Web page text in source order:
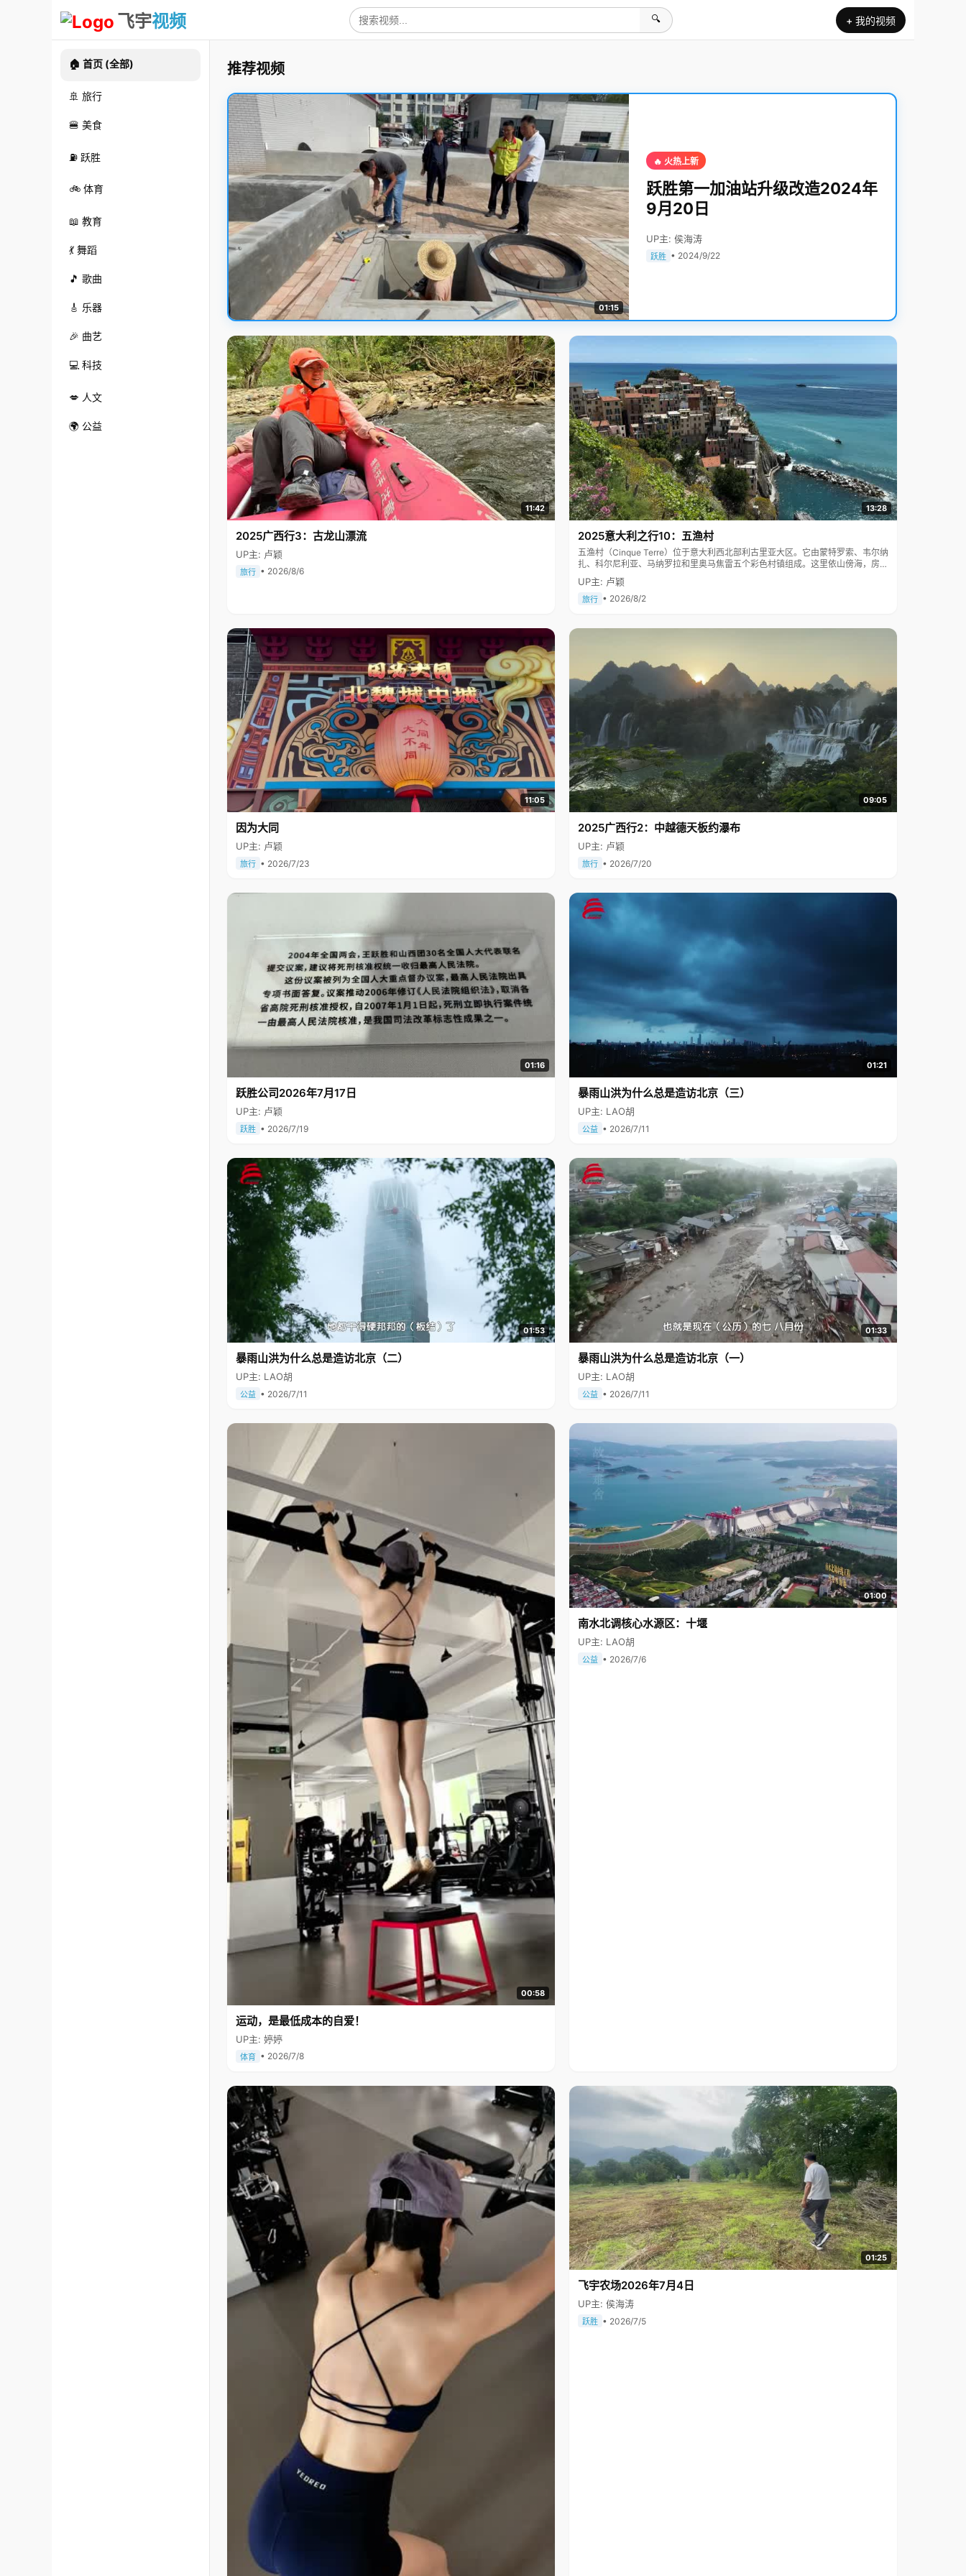
飞宇视频 🔍 + 我的视频
🏠 首页 (全部)
🚢 旅行
🍔 美食
⛽ 跃胜
🚲 体育
📖 教育
💃 舞蹈
🎵 歌曲
🎸 乐器
🎉 曲艺
💻 科技
💋 人文
🌍 公益
推荐视频
01:15
🔥 火热上新
跃胜第一加油站升级改造2024年
9月20日
UP主: 侯海涛
跃胜 • 2024/9/22
11:42
2025广西行3：古龙山漂流
UP主: 卢颖
旅行 • 2026/8/6
13:28
2025意大利之行10：五渔村
五渔村（Cinque Terre）位于意大利西北部利古里亚大区。它由蒙特罗索、韦尔纳
扎、科尔尼利亚、马纳罗拉和里奥马焦雷五个彩色村镇组成。这里依山傍海，房屋
色彩斑斓，1997年被列为世界文化遗产。
UP主: 卢颖
旅行 • 2026/8/2
11:05
因为大同
UP主: 卢颖
旅行 • 2026/7/23
09:05
2025广西行2：中越德天板约瀑布
UP主: 卢颖
旅行 • 2026/7/20
01:16
跃胜公司2026年7月17日
UP主: 卢颖
跃胜 • 2026/7/19
01:21
暴雨山洪为什么总是造访北京（三）
UP主: LAO胡
公益 • 2026/7/11
01:53
暴雨山洪为什么总是造访北京（二）
UP主: LAO胡
公益 • 2026/7/11
01:33
暴雨山洪为什么总是造访北京（一）
UP主: LAO胡
公益 • 2026/7/11
00:58
运动，是最低成本的自爱！
UP主: 婷婷
体育 • 2026/7/8
01:00
南水北调核心水源区：十堰
UP主: LAO胡
公益 • 2026/7/6
01:25
飞宇农场2026年7月4日
UP主: 侯海涛
跃胜 • 2026/7/5